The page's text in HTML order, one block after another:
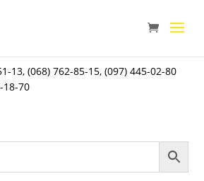
13,(068) 762-85-15,(097) 445-02-80
18-70